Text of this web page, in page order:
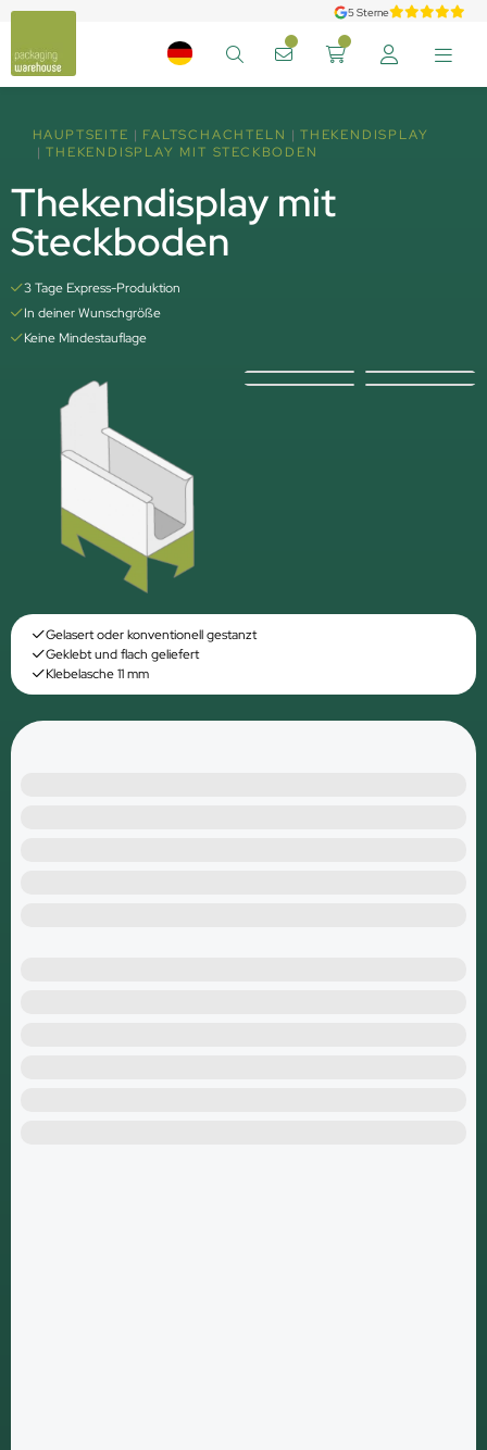
5 Sterne
HAUPTSEITE FALTSCHACHTELN
THEKENDISPLAY
THEKENDISPLAY MIT STECKBODEN
Thekendisplay mit
Steckboden
3 Tage Express-Produktion
In deiner Wunschgröße
Keine Mindestauflage
Gelasert oder konventionell gestanzt
Geklebt und flach geliefert
Klebelasche 11 mm